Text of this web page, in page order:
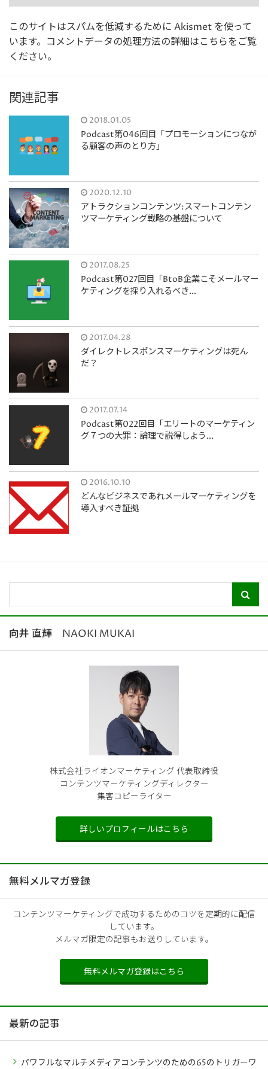
このサイトはスパムを低減するために Akismet を使って
います。 コメントデータの処理方法の詳細はこちらをご覧
ください。
関連記事
2018.01.05
Podcast第046回目「プロモーションにつなが
る顧客の声のとり方」
2020.12.10
アトラクションコンテンツ:スマートコンテン
ツマーケティング戦略の基盤について
2017.08.25
Podcast第027回目「BtoB企業こそメールマー
ケティングを採り入れるべき...
2017.04.28
ダイレクトレスポンスマーケティングは死ん
だ？
2017.07.14
Podcast第022回目「エリートのマーケティン
グ７つの大罪：論理で説得しよう...
2016.10.10
どんなビジネスであれメールマーケティングを
導入すべき証拠
向井 直輝 NAOKI MUKAI
株式会社ライオンマーケティング 代表取締役
コンテンツマーケティングディレクター
集客コピーライター
詳しいプロフィールはこちら
無料メルマガ登録
コンテンツマーケティングで成功するためのコツを定期的に配信
しています。
メルマガ限定の記事もお送りしています。
無料メルマガ登録はこちら
最新の記事
パワフルなマルチメディアコンテンツのための65のトリガーワ